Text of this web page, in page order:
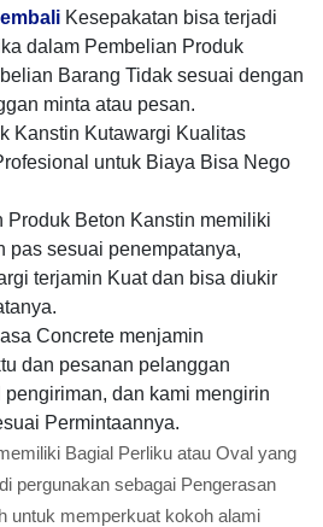
Kesepakatan bisa terjadi
dalam Pembelian Produk
Barang Tidak sesuai dengan
minta atau pesan.
Kanstin Kutawargi Kualitas
untuk Biaya Bisa Nego
Produk Beton Kanstin memiliki
pas sesuai penempatanya,
terjamin Kuat dan bisa diukir
Concrete menjamin
dan pesanan pelanggan
dan kami mengirin
Permintaannya.
Bagial Perliku atau Oval yang
pergunakan sebagai Pengerasan
untuk memperkuat kokoh alami